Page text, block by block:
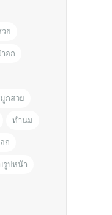
ย
อก
กสวย
ทำนม
ก
รูปหน้า